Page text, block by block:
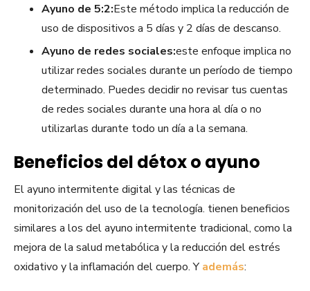
Ayuno de 5:2:Este método implica la reducción de
uso de dispositivos a 5 días y 2 días de descanso.
Ayuno de redes sociales:este enfoque implica no
utilizar redes sociales durante un período de tiempo
determinado. Puedes decidir no revisar tus cuentas
de redes sociales durante una hora al día o no
utilizarlas durante todo un día a la semana.
Beneficios del détox o ayuno
El ayuno intermitente digital y las técnicas de
monitorización del uso de la tecnología. tienen beneficios
similares a los del ayuno intermitente tradicional, como la
mejora de la salud metabólica y la reducción del estrés
oxidativo y la inflamación del cuerpo. Y además: